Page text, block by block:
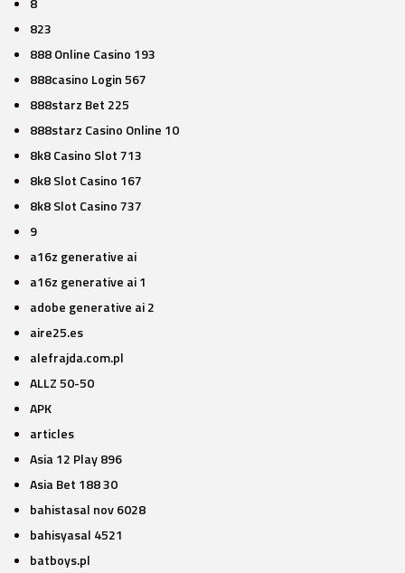
823
888 Online Casino 193
888casino Login 567
888starz Bet 225
888starz Casino Online 10
8k8 Casino Slot 713
8k8 Slot Casino 167
8k8 Slot Casino 737
9
a16z generative ai
a16z generative ai 1
adobe generative ai 2
aire25.es
alefrajda.com.pl
ALLZ 50-50
APK
articles
Asia 12 Play 896
Asia Bet 188 30
bahistasal nov 6028
bahisyasal 4521
batboys.pl